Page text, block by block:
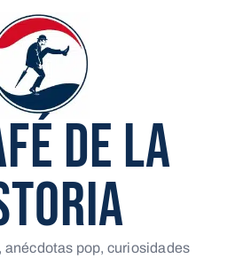
DE LA
anécdotas pop, curiosidades